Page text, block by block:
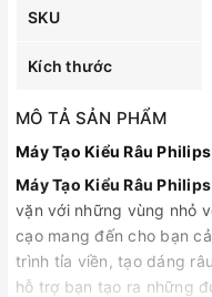
SKU
Kích thước
MÔ TẢ SẢN PHẨM
Máy Tạo Kiểu Râu
Máy Tạo Kiểu Râu
vặn với những vùng nhỏ
cạo mang đến cho bạn
trình tỉa viền, tạo dáng
hỗ trợ bạn tạo ra những